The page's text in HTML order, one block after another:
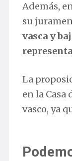
Además,
su
vasca y
La
en la
vasco, ya